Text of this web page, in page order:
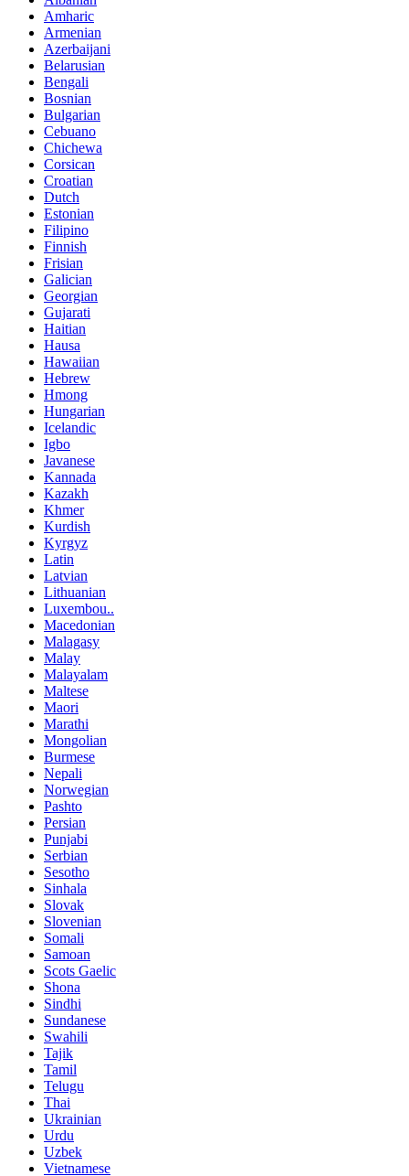
Amharic
Armenian
Azerbaijani
Belarusian
Bengali
Bosnian
Bulgarian
Cebuano
Chichewa
Corsican
Croatian
Dutch
Estonian
Filipino
Finnish
Frisian
Galician
Georgian
Gujarati
Haitian
Hausa
Hawaiian
Hebrew
Hmong
Hungarian
Icelandic
Igbo
Javanese
Kannada
Kazakh
Khmer
Kurdish
Kyrgyz
Latin
Latvian
Lithuanian
Luxembou..
Macedonian
Malagasy
Malay
Malayalam
Maltese
Maori
Marathi
Mongolian
Burmese
Nepali
Norwegian
Pashto
Persian
Punjabi
Serbian
Sesotho
Sinhala
Slovak
Slovenian
Somali
Samoan
Scots Gaelic
Shona
Sindhi
Sundanese
Swahili
Tajik
Tamil
Telugu
Thai
Ukrainian
Urdu
Uzbek
Vietnamese